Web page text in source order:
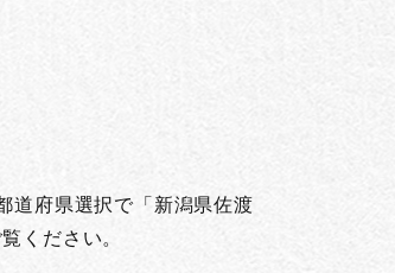
道府県選択で「新潟県佐渡
ください。